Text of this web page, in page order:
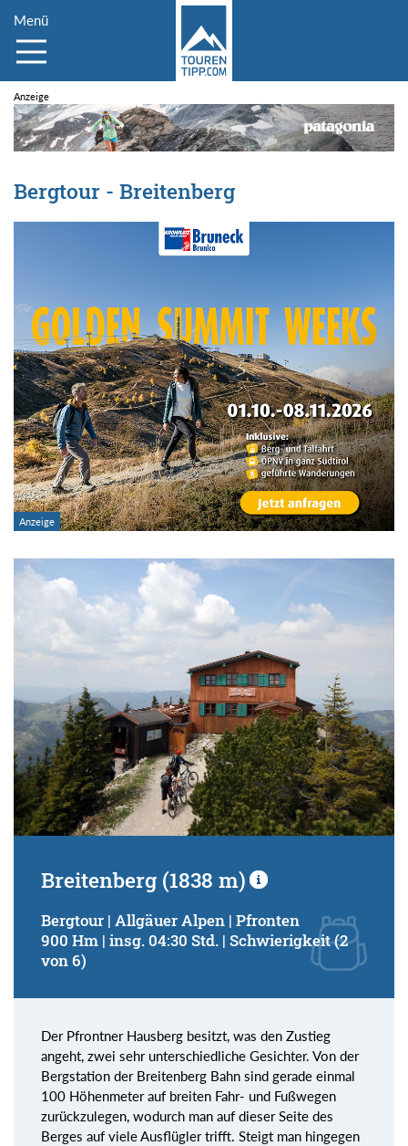
Menü
Bergtour - Breitenberg
Breitenberg (1838 m)
Bergtour | Allgäuer Alpen | Pfronten
900 Hm | insg. 04:30 Std. | Schwierigkeit (2
von 6)
Der Pfrontner Hausberg besitzt, was den Zustieg
angeht, zwei sehr unterschiedliche Gesichter. Von der
Bergstation der Breitenberg Bahn sind gerade einmal
100 Höhenmeter auf breiten Fahr- und Fußwegen
zurückzulegen, wodurch man auf dieser Seite des
Berges auf viele Ausflügler trifft. Steigt man hingegen